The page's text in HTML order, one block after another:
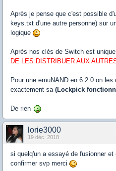
Après je pense que c'est possible
keys.txt d'une autre personne) sur
logique
Après nos clés de Switch est
DE LES DISTRIBUER AUX
Pour une emuNAND en 6.2.0 on
exactement sa (Lockpick
De rien
lorie3000
19 déc. 2018
si quelq'un a essayé de fusionner
confirmer svp merci